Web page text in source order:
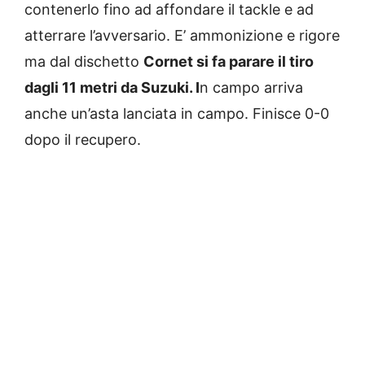
contenerlo fino ad affondare il tackle e ad
atterrare l’avversario. E’ ammonizione e rigore
ma dal dischetto Cornet si fa parare il tiro
dagli 11 metri da Suzuki. In campo arriva
anche un’asta lanciata in campo. Finisce 0-0
dopo il recupero.